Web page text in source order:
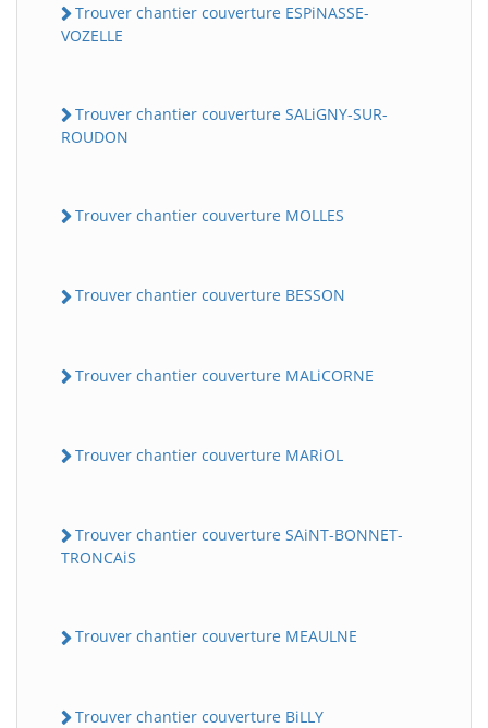
Trouver chantier couverture ESPiNASSE-
VOZELLE
Trouver chantier couverture SALiGNY-SUR-
ROUDON
Trouver chantier couverture MOLLES
Trouver chantier couverture BESSON
Trouver chantier couverture MALiCORNE
Trouver chantier couverture MARiOL
Trouver chantier couverture SAiNT-BONNET-
TRONCAiS
Trouver chantier couverture MEAULNE
Trouver chantier couverture BiLLY